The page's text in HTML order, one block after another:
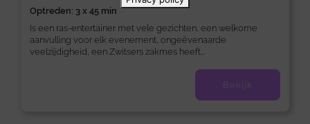
Optreden: 3 x 45 min
Is een ras-entertainer met vele gezichten, een welkome
aanvulling voor elk evenement, ongeëvenaarde
veelzijdigheid, een Zwitsers zakmes heeft...
Bekijk